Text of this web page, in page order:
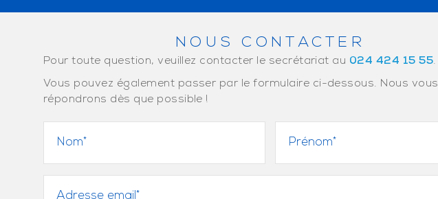
NOUS CONTACTER
Pour toute question, veuillez contacter le secrétariat au 024 424 15 55.
Vous pouvez également passer par le formulaire ci-dessous. Nous vous
répondrons dès que possible !